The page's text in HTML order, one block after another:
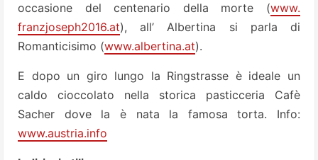
occasione del centenario della morte (www.
franzjoseph2016.at), all’ Albertina si parla di
Romanticisimo (www.albertina.at).
E dopo un giro lungo la Ringstrasse è ideale un
caldo cioccolato nella storica pasticceria Cafè
Sacher dove la è nata la famosa torta. Info:
www.austria.info